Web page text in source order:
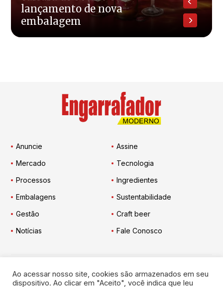
lançamento de nova
embalagem
Anuncie
Assine
Mercado
Tecnologia
Processos
Ingredientes
Embalagens
Sustentabilidade
Gestão
Craft beer
Notícias
Fale Conosco
Engarrafador Moderno nas Redes:
Ao acessar nosso site, cookies são armazenados em seu
dispositivo. Ao clicar em "Aceito", você indica que leu